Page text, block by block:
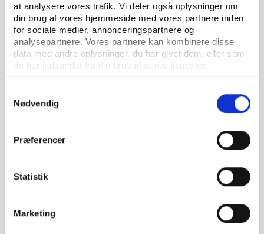
at analysere vores trafik. Vi deler også oplysninger om
din brug af vores hjemmeside med vores partnere inden
for sociale medier, annonceringspartnere og
analysepartnere. Vores partnere kan kombinere disse
data med andre oplysninger, du har givet dem, eller som
de har indsamlet fra din brug af deres tjenester.
Nødvendig
Præferencer
Statistik
Marketing
Idan ARTIKEL 18.12.2020
Skuffelse i Danmark efter mild straf til Rusland i
dopingskandale